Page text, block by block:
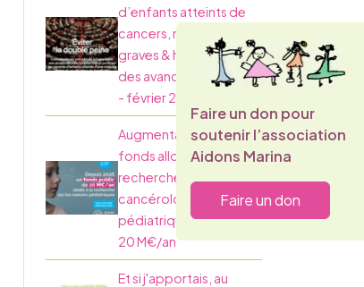
Faire un don pour
soutenir l’association
Aidons Marina
Faire un don
d’enfants atteints de
cancers, maladies
graves & handicaps :
des avancées majeures
- février 2026
Augmentation des
fonds alloués à la
recherche en
cancérologie
pédiatrique de 5 M€ à
20 M€/an
Et si j'apportais, au